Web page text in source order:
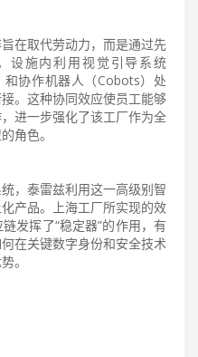
在取代劳动力，而是通过先
设施内利用视觉引导系统
和协作机器人（Cobots）处
。这种协同效应使员工能够
进一步强化了该工厂作为全
角色。
，泰雷兹利用这一高级别智
产品。上海工厂所实现的效
发挥了“稳定器”的作用，有
在关键数字身份和安全技术
。